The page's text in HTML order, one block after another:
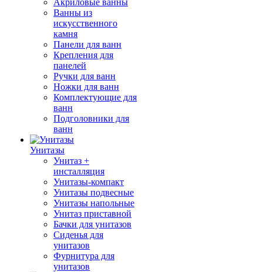
Акриловые ванны
Ванны из
искусственного
камня
Панели для ванн
Крепления для
панелей
Ручки для ванн
Ножки для ванн
Комплектующие для
ванн
Подголовники для
ванн
Унитазы
Унитаз +
инсталляция
Унитазы-компакт
Унитазы подвесные
Унитазы напольные
Унитаз приставной
Бачки для унитазов
Сиденья для
унитазов
Фурнитура для
унитазов